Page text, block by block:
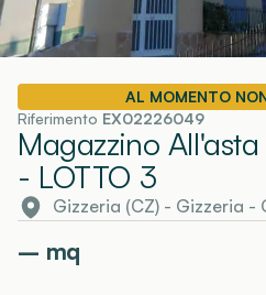
AL MOMENTO
Riferimento EX02226049
Magazzino
- LOTTO 3
Gizzeria (CZ) - Gizzeria -
– mq